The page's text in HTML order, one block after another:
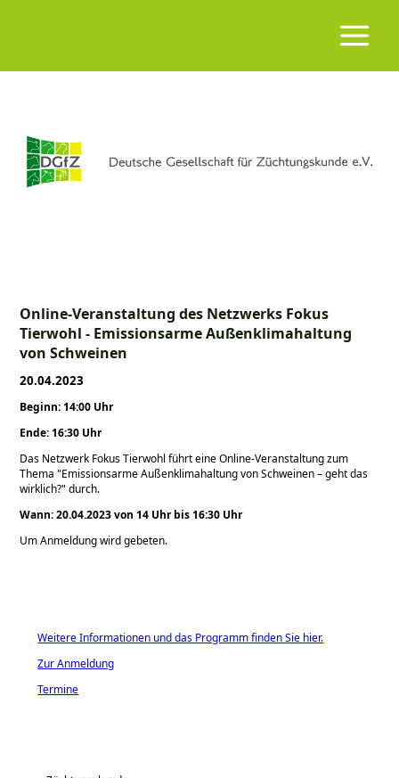
Online-Veranstaltung des Netzwerks Fokus
Tierwohl - Emissionsarme Außenklimahaltung
von Schweinen
20.04.2023
Beginn: 14:00 Uhr
Ende: 16:30 Uhr
Das Netzwerk Fokus Tierwohl führt eine Online-Veranstaltung zum
Thema Emissionsarme Außenklimahaltung von Schweinen – geht das
wirklich? durch.
Wann: 20.04.2023 von 14 Uhr bis 16:30 Uhr
Um Anmeldung wird gebeten.
Weitere Informationen und das Programm finden Sie hier.
Zur Anmeldung
Termine